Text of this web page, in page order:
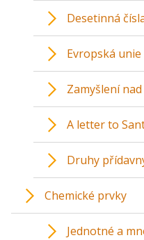
Desetinná
Evropská unie
Zamyšlení
A letter to
Druhy
Chemické prvky
Jednotné a